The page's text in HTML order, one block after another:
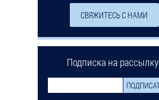
СВЯЖИТЕСЬ С НАМИ
Подписка на рассылку